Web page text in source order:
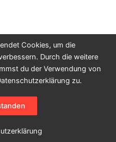
Cookies, um die
Durch die weitere
du der Verwendung von
zu.